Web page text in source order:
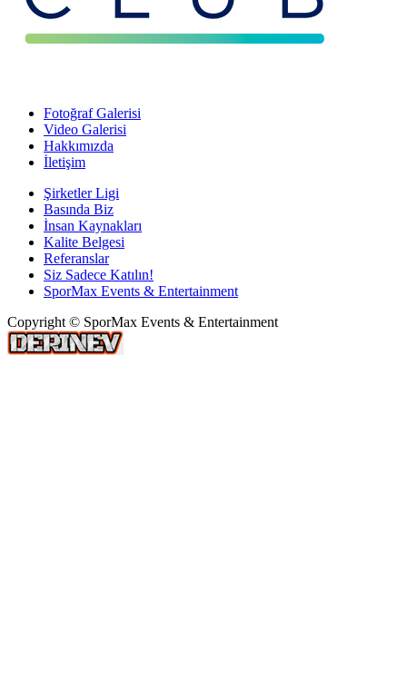
Fotoğraf Galerisi
Video Galerisi
Hakkımızda
İletişim
Şirketler Ligi
Basında Biz
İnsan Kaynakları
Kalite Belgesi
Referanslar
Siz Sadece Katılın!
SporMax Events & Entertainment
Copyright © SporMax Events & Entertainment